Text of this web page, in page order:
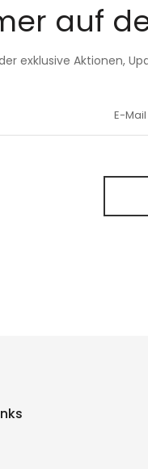
auf
exklusive Aktionen,